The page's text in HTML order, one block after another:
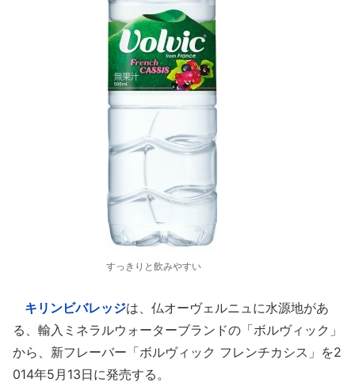
すっきりと飲みやすい
キリンビバレッジは、仏オーヴェルニュに水源地があ
る、輸入ミネラルウォーターブランドの「ボルヴィック」
から、新フレーバー「ボルヴィック フレンチカシス」を2
014年5月13日に発売する。